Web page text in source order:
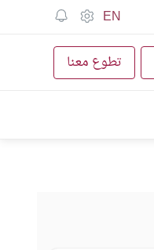
EN
تطوع معنا